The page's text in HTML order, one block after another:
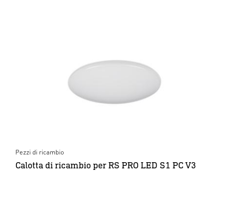
Pezzi di ricambio
Calotta di ricambio per RS PRO LED S1 PC V3